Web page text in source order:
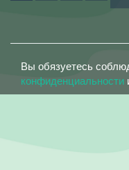
Вы обязуетесь
конфиденциальности